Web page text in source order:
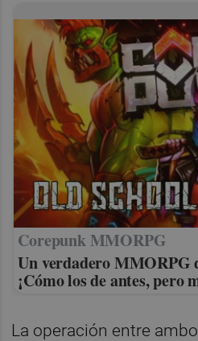
Corepunk MMORPG
Un verdadero MMORPG
¡Cómo los de antes, pero
La operación entre